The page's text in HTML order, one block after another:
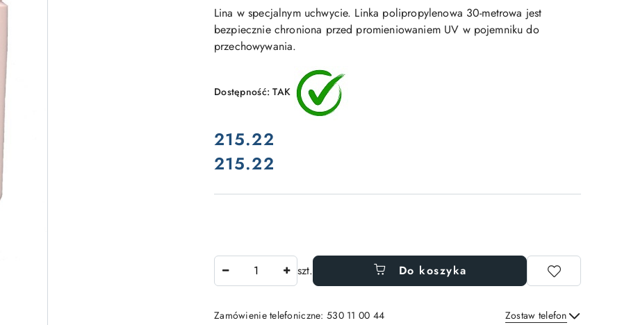
DO
ŁODZI
Lina w specjalnym uchwycie. Linka polipropylenowa 30-metrowa jest
bezpiecznie chroniona przed promieniowaniem UV w pojemniku do
przechowywania.
Dostępność:TAK
cena:
215.22
Cena:
215.22
szt. Do koszyka
Zamówienie telefoniczne: 530 11 00 44 Zostaw telefon